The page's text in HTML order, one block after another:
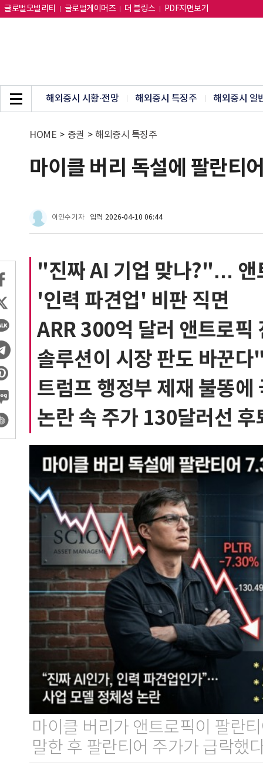
글로벌모빌리티 글로벌게이머즈 더 블링스 PDF지면보기
해외증시 시황·전망 해외증시 특징주 해외증시 일
HOME > 증권 > 해외증시 특징주
마이클 버리 독설에 팔란
이인수 기자 입력 2026-04-10 06:44
"진짜 AI 기업 맞나?"… 앤
'인력 파견업' 비판 직면
ARR 300억 달러 앤트로
솔루션이 시장 판도 바꾼다
트럼프 행정부 제재 불똥
논란 속 주가 130달러선 후
마이클 버리가 앤트로픽이 팔란
말한 후 팔란티어 주가가 급락했